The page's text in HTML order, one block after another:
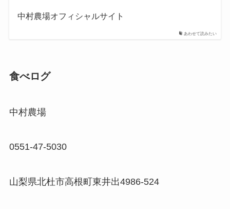
あわせて読みたい
中村農場オフィシャルサイト
食べログ
中村農場
0551-47-5030
山梨県北杜市高根町東井出4986-524